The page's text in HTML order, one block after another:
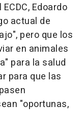
Edoardo
actual de
pero que los
en animales
para la salud
para que las
"oportunas,